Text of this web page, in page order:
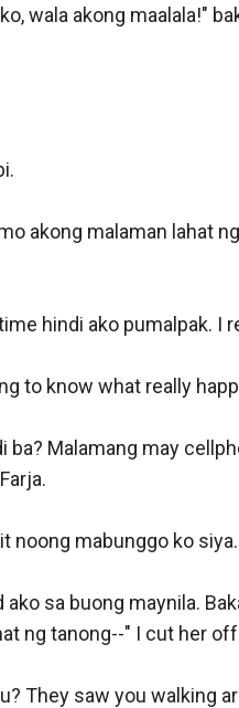
wala akong maalala!"
akong malaman lahat
hindi ako pumalpak. I
to know what really
ba? Malamang may
noong mabunggo ko siya.
ako sa buong maynila.
ng tanong--" I cut her
They saw you walking